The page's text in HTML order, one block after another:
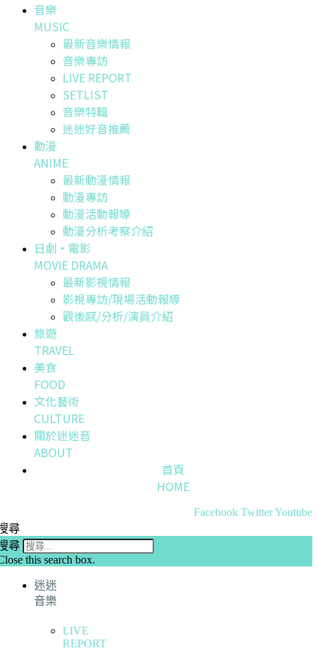
音樂
MUSIC
最新音樂情報
音樂專訪
LIVE REPORT
SETLIST
音樂特輯
迷迷好音推薦
動漫
ANIME
最新動漫情報
動漫專訪
動漫活動報導
動漫分析考察介紹
日劇・電影
MOVIE DRAMA
最新影視情報
影視專訪/現場活動報導
觀後感/分析/演員介紹
旅遊
TRAVEL
美食
FOOD
文化藝術
CULTURE
關於迷迷音
ABOUT
首頁
HOME
Facebook TwitterYoutube
尋
尋
this search box.
迷迷
音樂
LIVE
REPORT